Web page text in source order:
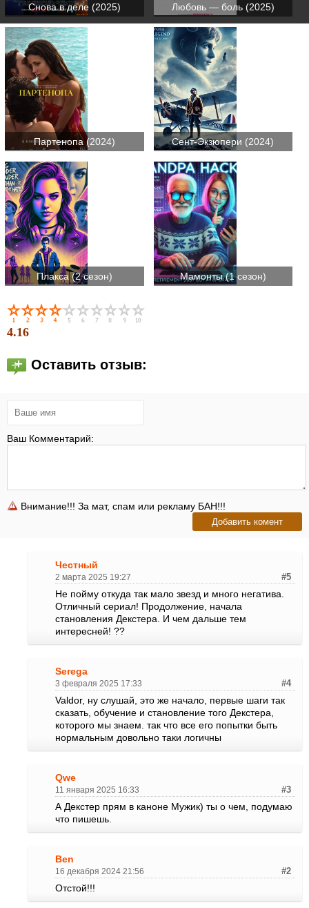
Снова в деле (2025) Любовь — боль (2025)
Партенопа (2024) Сент-Экзюпери (2024)
Плакса (2 сезон) Мамонты (1 сезон)
4.16
Оставить отзыв:
Ваш Комментарий:
Внимание!!! За мат, спам или рекламу БАН!!!
Честный
2 марта 2025 19:27 #5
Не пойму откуда так мало звезд и много негатива.
Отличный сериал! Продолжение, начала
становления Декстера. И чем дальше тем
интересней! ??
Serega
3 февраля 2025 17:33 #4
Valdor, ну слушай, это же начало, первые шаги так
сказать, обучение и становление того Декстера,
которого мы знаем. так что все его попытки быть
нормальным довольно таки логичны
Qwe
11 января 2025 16:33 #3
А Декстер прям в каноне Мужик) ты о чем, подумаю
что пишешь.
Ben
16 декабря 2024 21:56 #2
Отстой!!!